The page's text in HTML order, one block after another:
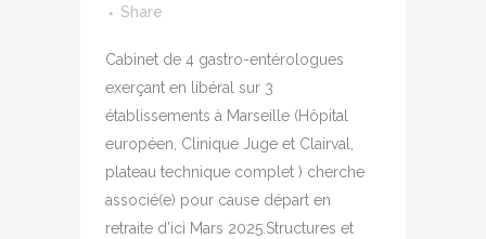
Share
Cabinet de 4 gastro-entérologues
exerçant en libéral sur 3
établissements à Marseille (Hôpital
européen, Clinique Juge et Clairval,
plateau technique complet ) cherche
associé(e) pour cause départ en
retraite d’ici Mars 2025.Structures et